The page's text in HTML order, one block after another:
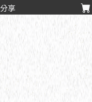
分享